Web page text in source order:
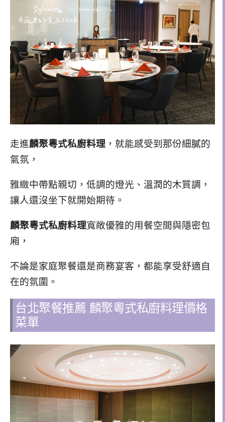
走進麟聚粵式私廚料理 ，就能感受到那份細膩的
氣氛，
雅緻中帶點親切， 低調的燈光、溫潤的木質調，
讓人還沒坐下就開始期待。
麟聚粵式私廚料理寬敞優雅的用餐空間與隱密包
廂，
不論是家庭聚餐還是商務宴客，都能享受舒適自
在的氛圍。
台北聚餐推薦 麟聚粵式私廚料理價格
菜單